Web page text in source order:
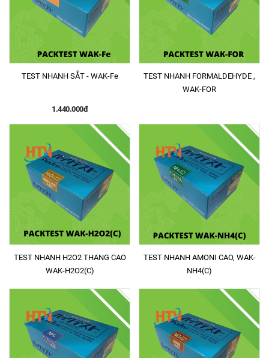
TEST NHANH SẮT - WAK-Fe
1.440.000đ
TEST NHANH FORMALDEHYDE ,
WAK-FOR
TEST NHANH H2O2 THANG CAO
WAK-H2O2(C)
TEST NHANH AMONI CAO, WAK-
NH4(C)